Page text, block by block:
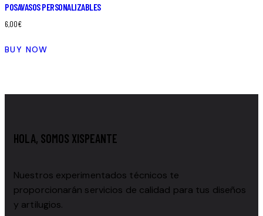
POSAVASOS PERSONALIZABLES
6,00€
BUY NOW
HOLA, SOMOS XISPEANTE
Nuestros experimentados técnicos te
proporcionarán servicios de calidad para tus diseños
y artilugios.